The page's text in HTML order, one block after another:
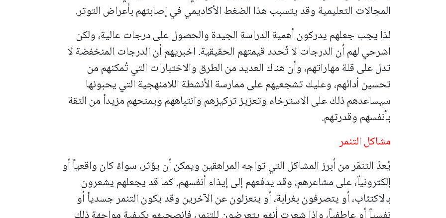
المجالات التعليمية وقد يتسبب هذا الضغط الأكاديمي في إصابتهم بأعراض التوتر.
لذا يجب جعلهم يدركون أهمية الدراسة الجيدة والحصول على درجات عالية، ولكن
اشرحي لهم أن الدرجات لا تُحدد قيمتهم الحقيقية. اخبريهم أن الدرجات المنخفضة لا
تدل على قلة مهاراتهم، وأن هناك العديد من الطرق والاختبارات التي تُمكنهم من
تحسين أدائهم، وعليك تشجعيهم على ممارسة الأنشطة اللامنهجية التي يحبونها
سيساعدهم ذلك على الاسترخاء وتعزيز تركيزهم وانتباههم ويمنحهم مزيداً من الثقة
بأنفسهم وقدرتهم.
مشاكل التنمر
يُعدّ التنمّر من أبرز المشاكل التي تواجه المراهقين ويمكن أن يؤثر، سواءً كان واقعياً أو
إلكترونياً، على مشاعرهم، وقد يدفعهم إلى إيذاء أنفسهم. كما قد يجعلهم يشعرون
بالاكتئاب، أو يتصرفون بغرابة، أو ينعزلون عن الآخرين وقد يكون التنمر جسدياً أو